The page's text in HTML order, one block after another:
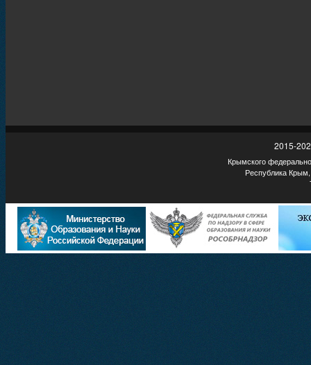
2015-
Крымского
Республика